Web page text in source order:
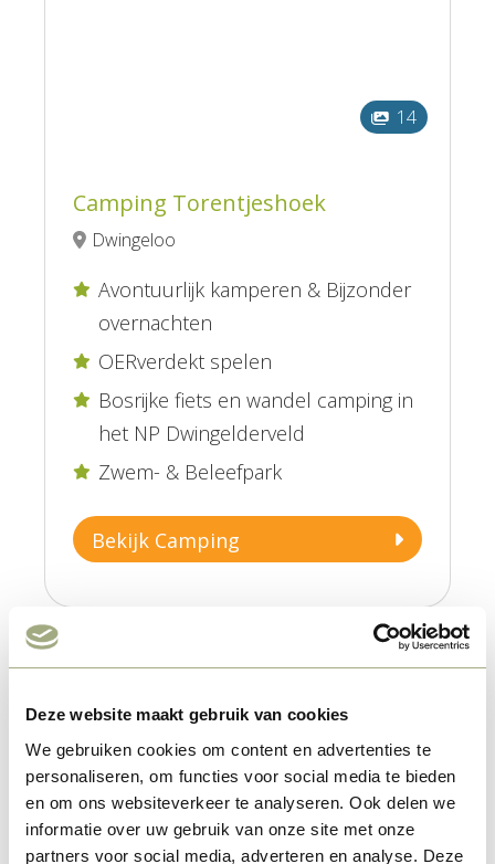
Deze website maakt gebruik van cookies
We gebruiken cookies om content en advertenties te
personaliseren, om functies voor social media te bieden
en om ons websiteverkeer te analyseren. Ook delen we
informatie over uw gebruik van onze site met onze
partners voor social media, adverteren en analyse. Deze
14
Camping Torentjeshoek
Dwingeloo
 Avontuurlijk kamperen & Bijzonder
overnachten

Bosrijke fiets en wandel camping in
het NP Dwingelderveld
 OERverdekt spelen
 Zwem- & Beleefpark
Bekijk Camping